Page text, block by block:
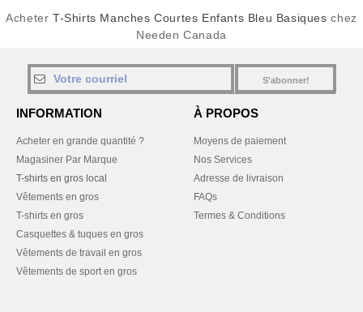
AcheterT-Shirts Manches Courtes Enfants Bleu Basiques chez
Needen Canada
S'abonner!
INFORMATION
Acheter en grande quantité ?
Magasiner Par Marque
T-shirts en gros local
Vêtements en gros
T-shirts en gros
Casquettes & tuques en gros
Vêtements de travail en gros
Vêtements de sport en gros
À PROPOS
Moyens de paiement
Nos Services
Adresse de livraison
FAQs
Termes & Conditions